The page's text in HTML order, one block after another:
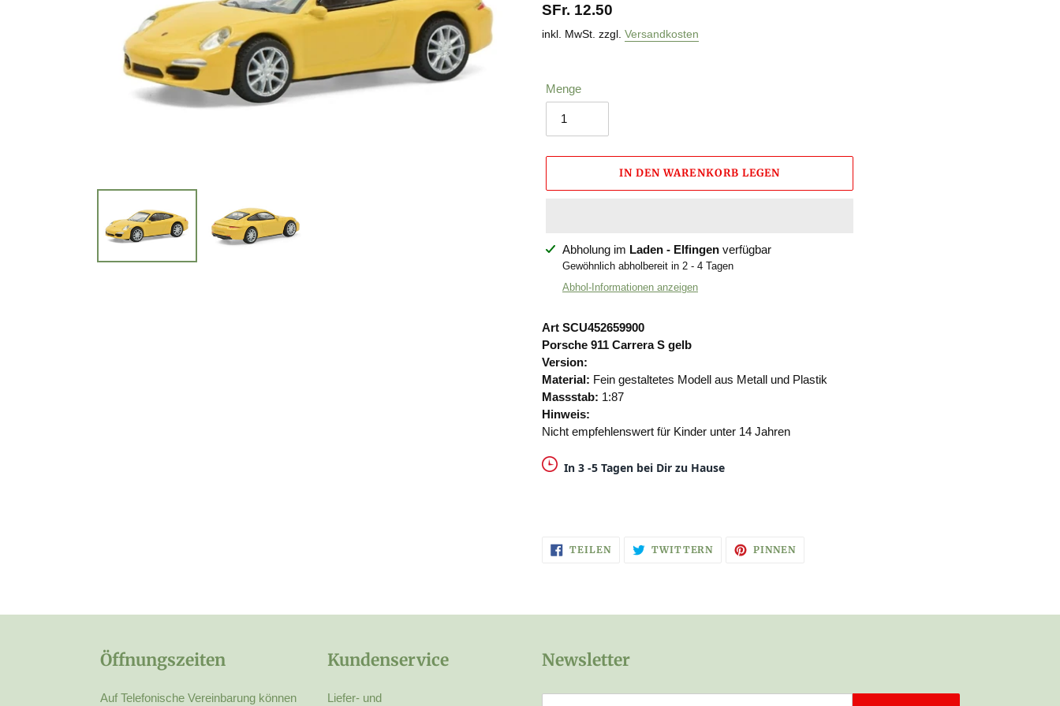
Normaler
Preis
SFr. 12.50
inkl. MwSt. zzgl. Versandkosten
Menge
IN DEN WARENKORB LEGEN
ProduktAbholung im Laden - Elfingen verfügbar
Gewöhnlich abholbereit in 2 - 4 Tagen
Abhol-Informationen anzeigen
Art SCU452659900
Porsche 911 Carrera S gelb
Version:
Material: Fein gestaltetes Modell aus Metall und Plastik
Massstab: 1:87
Hinweis:
Nicht empfehlenswert für Kinder unter 14 Jahren
In 3 -5 Tagen bei Dir zu Hause
TEILENAUF
FACEBOOK
TWITTERNAUF
TWITTER
PINNENAUF
Öffnungszeiten
Auf Telefonische Vereinbarung können
Kundenservice
Liefer- und
Newsletter